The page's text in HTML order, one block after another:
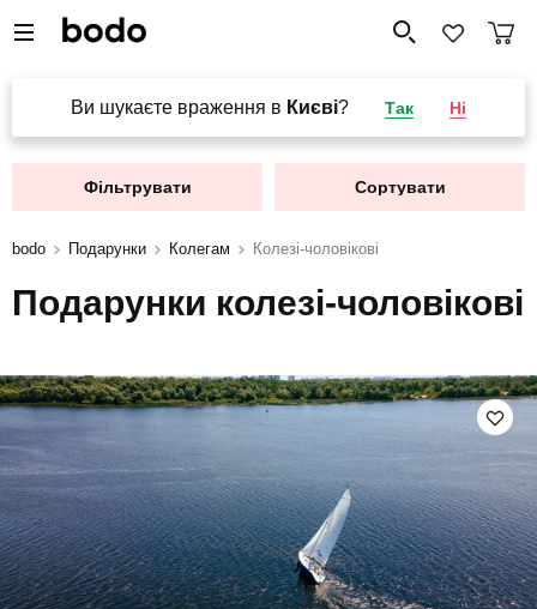
Ви шукаєте враження в Києві? Так Ні
Фільтрувати Сортувати
bodo Подарунки Колегам Колезі-чоловікові
Подарунки колезі-чоловікові